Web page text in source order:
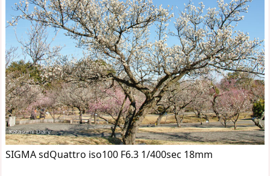
SIGMA sdQuattro iso100 F6.3 1/400sec 18mm